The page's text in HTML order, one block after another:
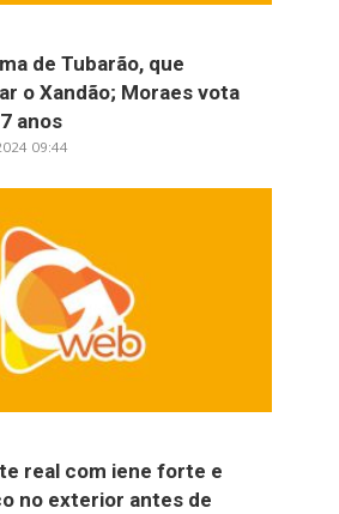
de Tubarão, que
o Xandão; Moraes vota
anos
09:44
real com iene forte e
no exterior antes de